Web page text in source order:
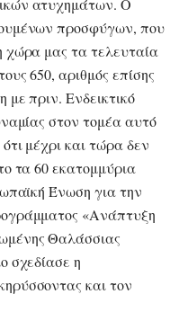
ατυχημάτων. Ο
προσφύγων, που
χώρα μας τα τελευταία
650, αριθμός επίσης
πριν. Ενδεικτικό
στον τομέα αυτό
μέχρι και τώρα δεν
τα 60 εκατομμύρια
Ένωση για την
«Ανάπτυξη
Θαλάσσιας
σχεδίασε η
και τον